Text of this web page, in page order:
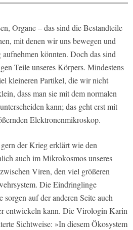
Organe – das sind die Bestandteile
mit denen wir uns bewegen und
könnten. Doch das sind
Teile unseres Körpers. Mindestens
kleineren Partikel, die wir nicht
dass man sie mit dem normalen
kann; das geht erst mit
Elektronenmikroskop.
der Krieg erklärt wie den
auch im Mikrokosmos unseres
Viren, den viel größeren
Die Eindringlinge
sorgen auf der anderen Seite auch
entwickeln kann. Die Virologin Karin
Sichtweise: »In diesem Ökosystem